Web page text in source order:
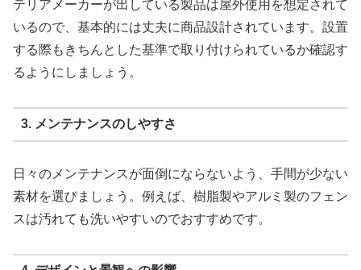
テリアメーカーが出している製品は屋外使用を想定されて
いるので、基本的には丈夫に商品設計されています。設置
する際もきちんとした基準で取り付けられているか確認す
るようにしましょう。
3. メンテナンスのしやすさ
日々のメンテナンスが面倒にならないよう、手間が少ない
素材を選びましょう。例えば、樹脂製やアルミ製のフェン
スは汚れても洗いやすいのでおすすめです。